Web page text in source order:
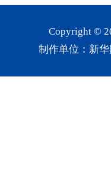
Copyright ©
制作单位：新